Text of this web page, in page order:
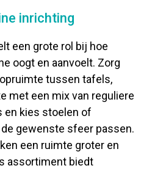
inrichting
een grote rol bij hoe
oogt en aanvoelt. Zorg
tussen tafels,
met een mix van reguliere
kies stoelen of
gewenste sfeer passen.
een ruimte groter en
assortiment biedt